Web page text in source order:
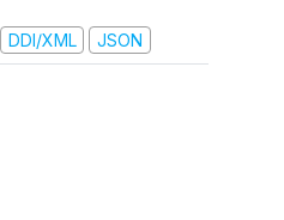
DDI/XML JSON